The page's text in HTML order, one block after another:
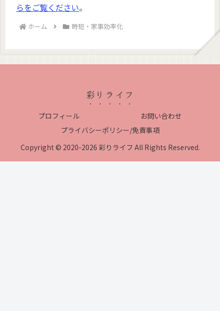
らをご覧ください。
ホーム 時短・家事効率化
彩りライフ
プロフィール
お問い合わせ
プライバシーポリシー/免責事項
Copyright © 2020-2026 彩りライフ All Rights Reserved.